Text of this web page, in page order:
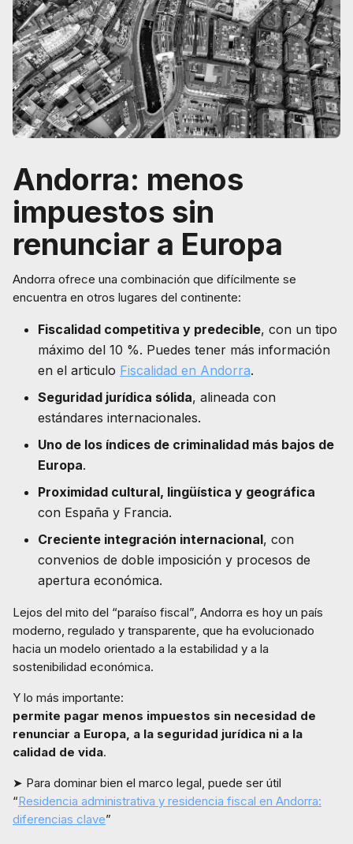
Andorra: menos
impuestos sin
renunciar a Europa
Andorra ofrece una combinación que difícilmente se
encuentra en otros lugares del continente:
Fiscalidad competitiva y predecible, con un tipo
máximo del 10 %. Puedes tener más información
en el articulo Fiscalidad en Andorra.
Seguridad jurídica sólida, alineada con
estándares internacionales.
Uno de los índices de criminalidad más bajos de
Europa.
Proximidad cultural, lingüística y geográfica
con España y Francia.
Creciente integración internacional, con
convenios de doble imposición y procesos de
apertura económica.
Lejos del mito del “paraíso fiscal”, Andorra es hoy un país
moderno, regulado y transparente, que ha evolucionado
hacia un modelo orientado a la estabilidad y a la
sostenibilidad económica.
Y lo más importante:
permite pagar menos impuestos sin necesidad de
renunciar a Europa, a la seguridad jurídica ni a la
calidad de vida.
➤ Para dominar bien el marco legal, puede ser útil
“Residencia administrativa y residencia fiscal en Andorra:
diferencias clave”